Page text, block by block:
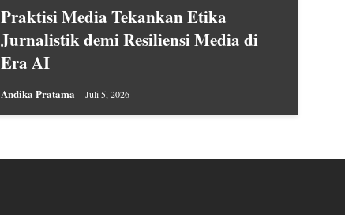
Praktisi Media Tekankan Etika
Jurnalistik demi Resiliensi Media di
Era AI
Andika Pratama Juli 5, 2026